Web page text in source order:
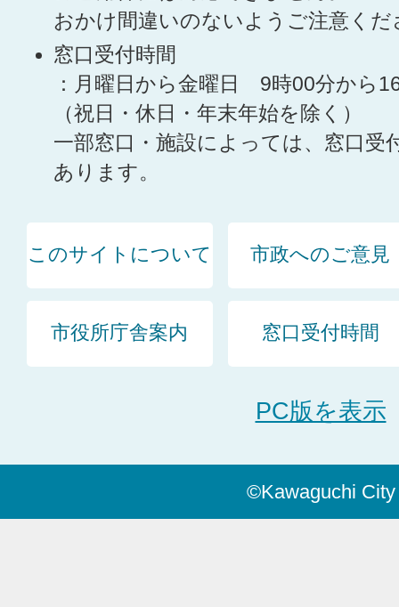
おかけ間違いのないようご注意くだ
窓口受付時間
：月曜日から金曜日 9時00分から
（祝日・休日・年末年始を除く）
一部窓口・施設によっては、窓口受
あります。
このサイトについて 市政へのご意見
市役所庁舎案内 窓口受付時間
PC版を表示
©Kawaguchi City